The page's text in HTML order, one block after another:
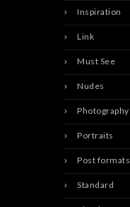
Inspiration
Link
Must See
Nudes
Photography
Portraits
Post formats
Standard